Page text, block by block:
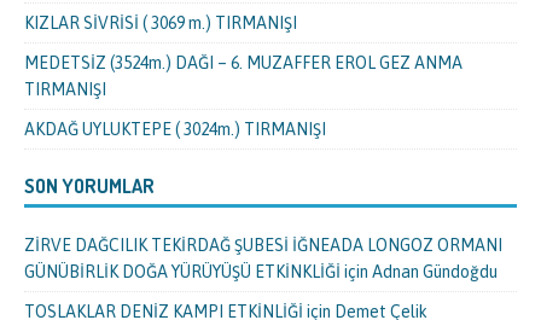
KIZLAR SİVRİSİ ( 3069 m.) TIRMANIŞI
MEDETSİZ (3524m.) DAĞI – 6. MUZAFFER EROL GEZ ANMA
TIRMANIŞI
AKDAĞ UYLUKTEPE ( 3024m.) TIRMANIŞI
SON YORUMLAR
ZİRVE DAĞCILIK TEKİRDAĞ ŞUBESİ İĞNEADA LONGOZ ORMANI
GÜNÜBİRLİK DOĞA YÜRÜYÜŞÜ ETKİNKLİĞİ için Adnan Gündoğdu
TOSLAKLAR DENİZ KAMPI ETKİNLİĞİ için Demet Çelik